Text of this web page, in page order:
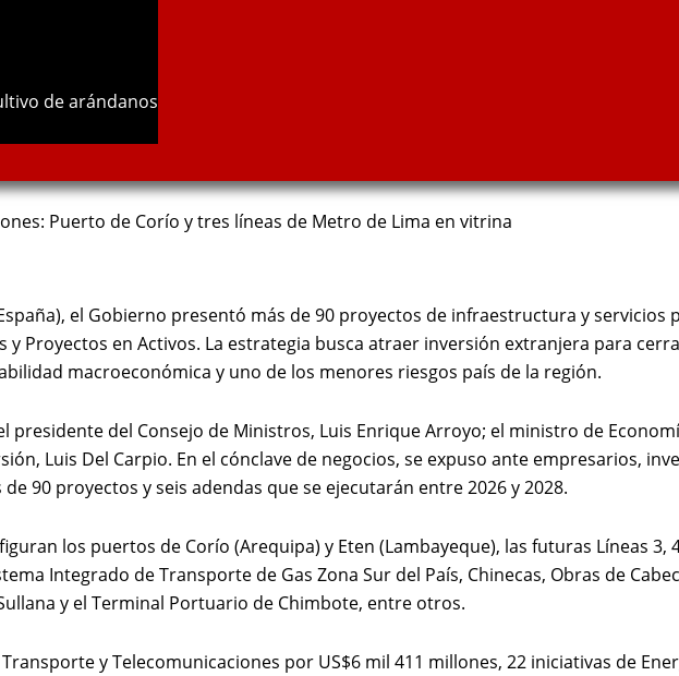
de arándanos
Puerto de Corío y tres líneas de Metro de Lima en vitrina
el Gobierno presentó más de 90 proyectos de infraestructura y servicios
y Proyectos en Activos. La estrategia busca atraer inversión extranjera para
macroeconómica y uno de los menores riesgos país de la región.
presidente del Consejo de Ministros, Luis Enrique Arroyo; el ministro de
Luis Del Carpio. En el cónclave de negocios, se expuso ante empresarios,
90 proyectos y seis adendas que se ejecutarán entre 2026 y 2028.
los puertos de Corío (Arequipa) y Eten (Lambayeque), las futuras Líneas 3,
Integrado de Transporte de Gas Zona Sur del País, Chinecas, Obras de
y el Terminal Portuario de Chimbote, entre otros.
y Telecomunicaciones por US$6 mil 411 millones, 22 iniciativas de